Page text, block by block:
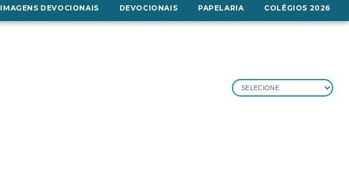
IMAGENS DEVOCIONAIS DEVOCIONAIS PAPELARIA COLÉGIOS 2026
SELECIONE